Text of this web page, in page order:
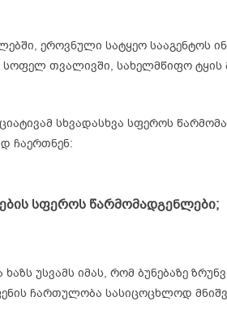
ეროვნული სატყეო სააგენტოს
თვალივში, სახელმწიფო ტყის
სხვადასხვა სფეროს
ჩაერთნენ:
სფეროს წარმომადგენლები;
უსვამს იმას, რომ ბუნებაზე
ჩართულობა სასიცოცხლოდ